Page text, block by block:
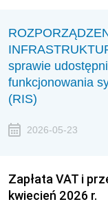
sprawie
funkcjonowania
(RIS)
2026-05-23
Zapłata VAT i
kwiecień 2026 r.